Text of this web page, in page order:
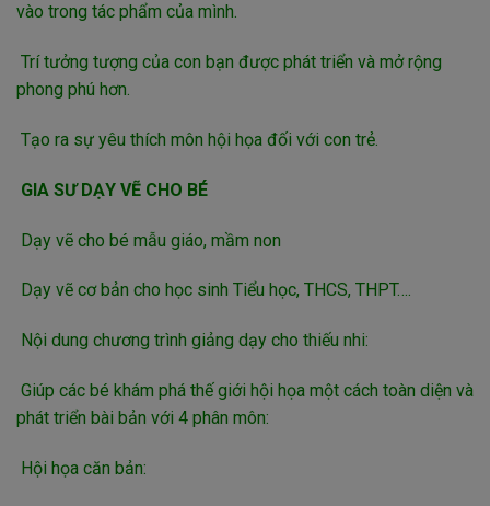
vào trong tác phẩm của mình.
Trí tưởng tượng của con bạn được phát triển và mở rộng
phong phú hơn.
Tạo ra sự yêu thích môn hội họa đối với con trẻ.
GIA SƯ DẠY VẼ CHO BÉ
Dạy vẽ cho bé mẫu giáo, mầm non
Dạy vẽ cơ bản cho học sinh Tiểu học, THCS, THPT….
Nội dung chương trình giảng dạy cho thiếu nhi:
Giúp các bé khám phá thế giới hội họa một cách toàn diện và
phát triển bài bản với 4 phân môn:
Hội họa căn bản: